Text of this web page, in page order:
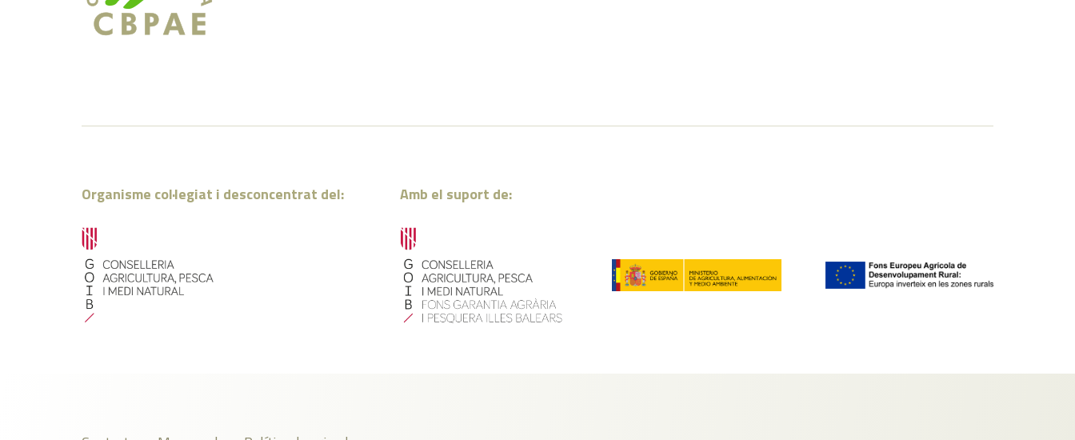
Organisme col·legiat i desconcentrat del: Amb el suport de: